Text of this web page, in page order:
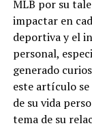
MLB por su
impactar en
deportiva y el
personal,
generado
este artículo se
de su vida
tema de su